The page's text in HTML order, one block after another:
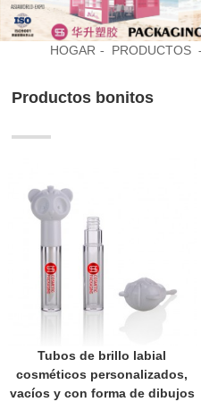
HOGAR PRODUCTOS
Productos bonitos
Tubos de brillo labial
cosméticos personalizados,
vacíos y con forma de dibujos